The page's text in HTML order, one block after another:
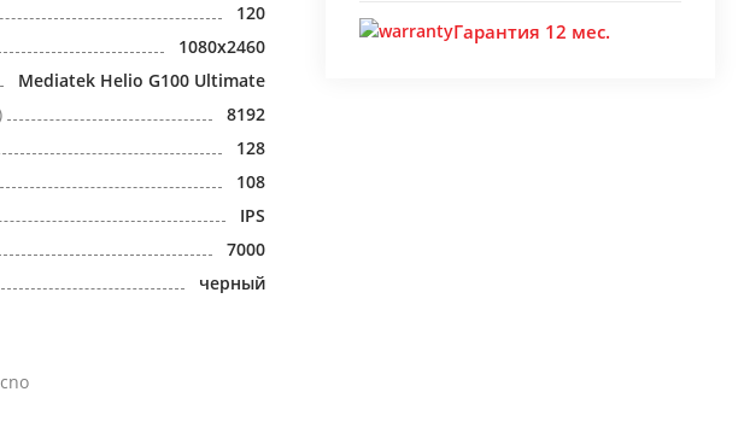
120
1080x2460
Mediatek Helio G100 Ultimate
8192
128
108
IPS
7000
черный
Гарантия 12 мес.